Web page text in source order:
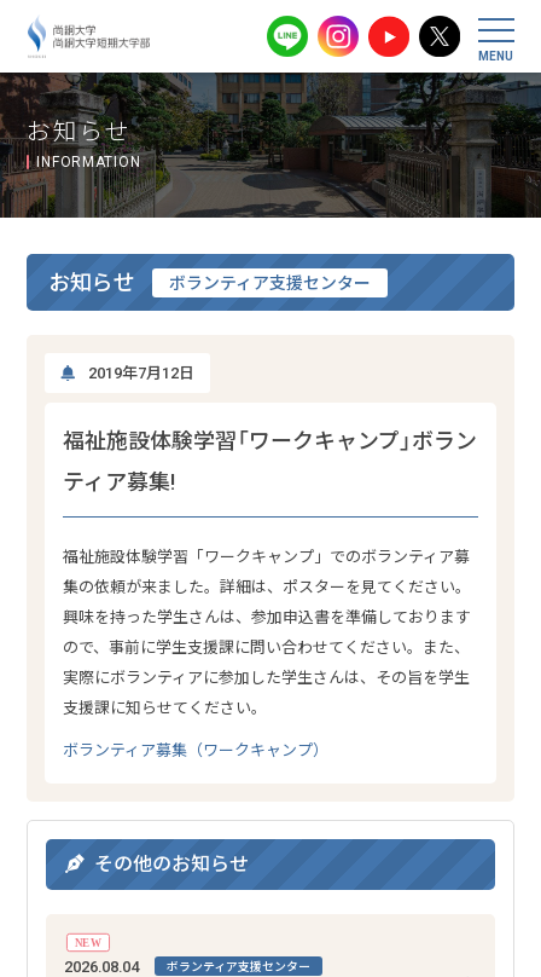
尚絅大学・尚
お知らせ
INFORMATION
お知らせ ボランティア支援センター
2019年7月12日
福祉施設体験学習「ワークキャンプ」ボラン
ティア募集!
福祉施設体験学習「ワークキャンプ」でのボランティア募
集の依頼が来ました。詳細は、ポスターを見てください。
興味を持った学生さんは、参加申込書を準備しております
ので、事前に学生支援課に問い合わせてください。また、
実際にボランティアに参加した学生さんは、その旨を学生
支援課に知らせてください。
ボランティア募集（ワークキャンプ）
その他のお知らせ
NEW
2026.08.04 ボランティア支援センター